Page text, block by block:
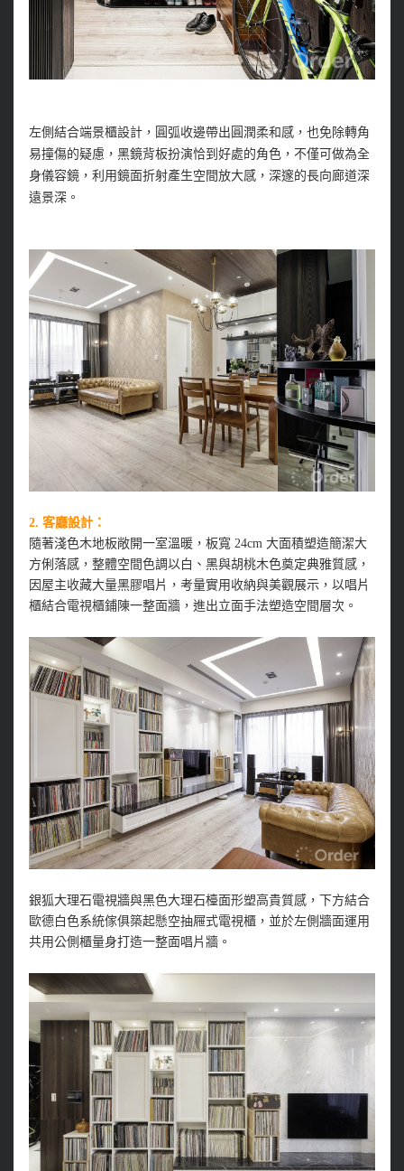
左側結合端景櫃設計，圓弧收邊帶出圓潤柔和感，也免除轉角
易撞傷的疑慮，黑鏡背板扮演恰到好處的角色，不僅可做為全
身儀容鏡，利用鏡面折射產生空間放大感，深邃的長向廊道深
遠景深。
2. 客廳設計：
隨著淺色木地板敞開一室溫暖，板寬 24cm 大面積塑造簡潔大
方俐落感，整體空間色調以白、黑與胡桃木色奠定典雅質感，
因屋主收藏大量黑膠唱片，考量實用收納與美觀展示，以唱片
櫃結合電視櫃鋪陳一整面牆，進出立面手法塑造空間層次。
銀狐大理石電視牆與黑色大理石檯面形塑高貴質感，下方結合
歐德白色系統傢俱築起懸空抽屜式電視櫃，並於左側牆面運用
共用公側櫃量身打造一整面唱片牆。